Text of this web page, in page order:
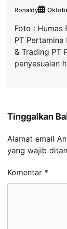
Ronaldy
Foto : Humas
PT
& Trading PT
penyesuaian
Tinggalkan
Alamat email
yang wajib
Komentar *